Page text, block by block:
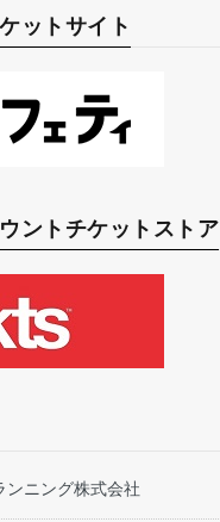
ットサイト
ントチケットストア
ンニング株式会社